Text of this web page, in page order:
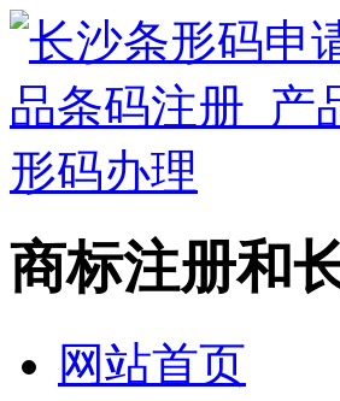
商标注册和
网站首页